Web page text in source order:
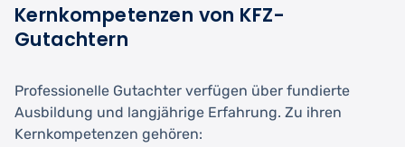
Kernkompetenzen von KFZ-
Gutachtern
Professionelle Gutachter verfügen über fundierte
Ausbildung und langjährige Erfahrung. Zu ihren
Kernkompetenzen gehören: